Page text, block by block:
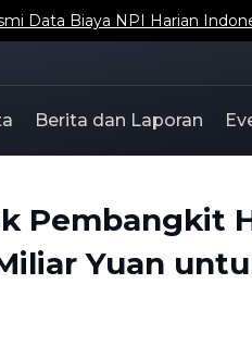
Data Biaya NPI Harian
Berita dan Laporan
Pembangkit
Yuan